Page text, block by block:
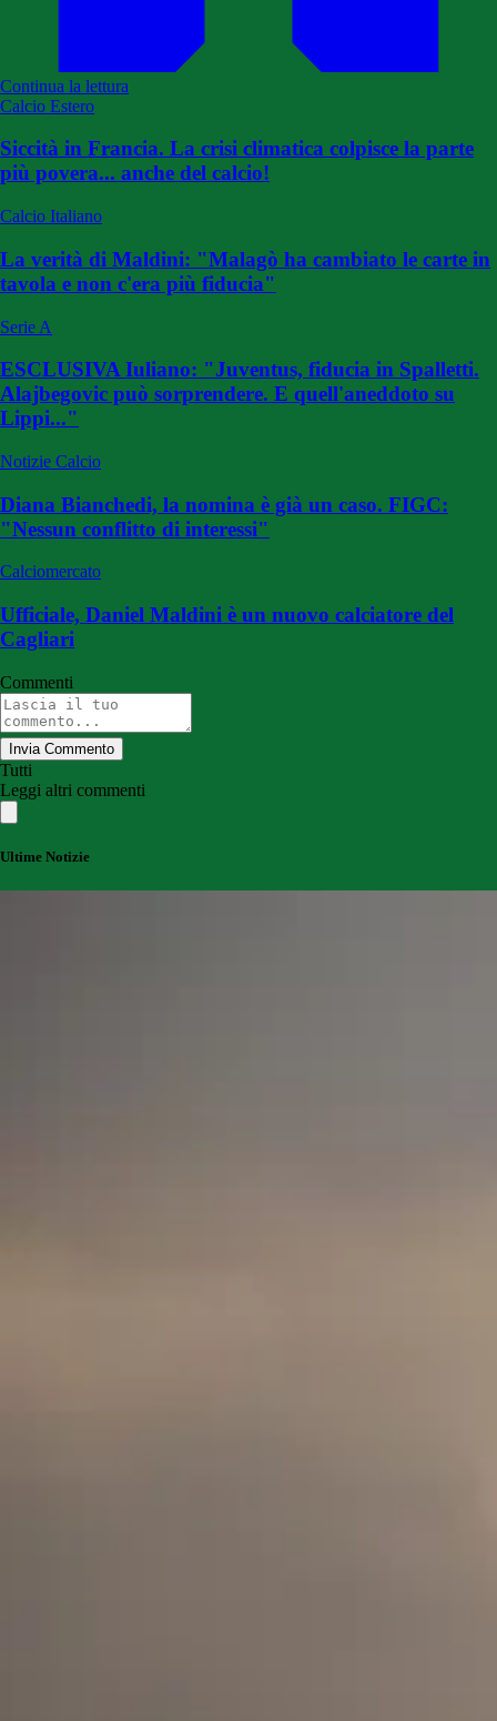
Continua la lettura
Calcio Estero
Siccità in Francia. La crisi climatica colpisce la parte
più povera... anche del calcio!
Calcio Italiano
La verità di Maldini: "Malagò ha cambiato le carte in
tavola e non c'era più fiducia"
Serie A
ESCLUSIVA Iuliano: "Juventus, fiducia in Spalletti.
Alajbegovic può sorprendere. E quell'aneddoto su
Lippi..."
Notizie Calcio
Diana Bianchedi, la nomina è già un caso. FIGC:
"Nessun conflitto di interessi"
Calciomercato
Ufficiale, Daniel Maldini è un nuovo calciatore del
Cagliari
Commenti
Invia Commento
Tutti
Leggi altri commenti
Ultime Notizie